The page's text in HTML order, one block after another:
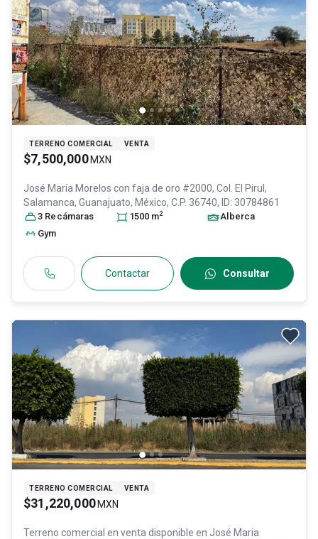
TERRENO COMERCIAL VENTA
$7,500,000 MXN
José María Morelos con faja de oro #2000, Col. El Pirul,
Salamanca, Guanajuato, México, C.P. 36740, ID: 30784861
3 Recámaras 1500 m2
Alberca
Gym
Contactar Consultar
TERRENO COMERCIAL VENTA
$31,220,000 MXN
Terreno comercial en venta disponible en José Maria